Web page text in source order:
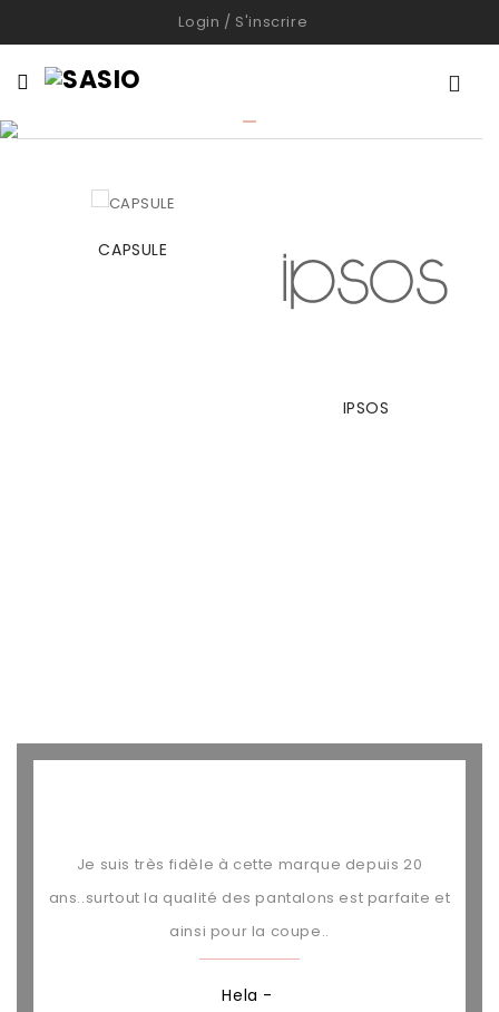
Login / S'inscrire

CAPSULE
IPSOS
Je suis très fidèle à cette marque depuis 20
ans..surtout la qualité des pantalons est parfaite et
ainsi pour la coupe..
Hela